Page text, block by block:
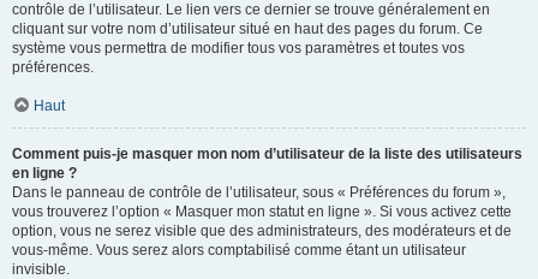
contrôle de l’utilisateur. Le lien vers ce dernier se trouve généralement en
cliquant sur votre nom d’utilisateur situé en haut des pages du forum. Ce
système vous permettra de modifier tous vos paramètres et toutes vos
préférences.
Haut
Comment puis-je masquer mon nom d’utilisateur de la liste des utilisateurs
en ligne ?
Dans le panneau de contrôle de l’utilisateur, sous « Préférences du forum »,
vous trouverez l’option « Masquer mon statut en ligne ». Si vous activez cette
option, vous ne serez visible que des administrateurs, des modérateurs et de
vous-même. Vous serez alors comptabilisé comme étant un utilisateur
invisible.